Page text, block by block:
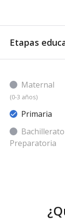
Etapas
Maternal
(0-3 años)
Primaria
Preparatoria